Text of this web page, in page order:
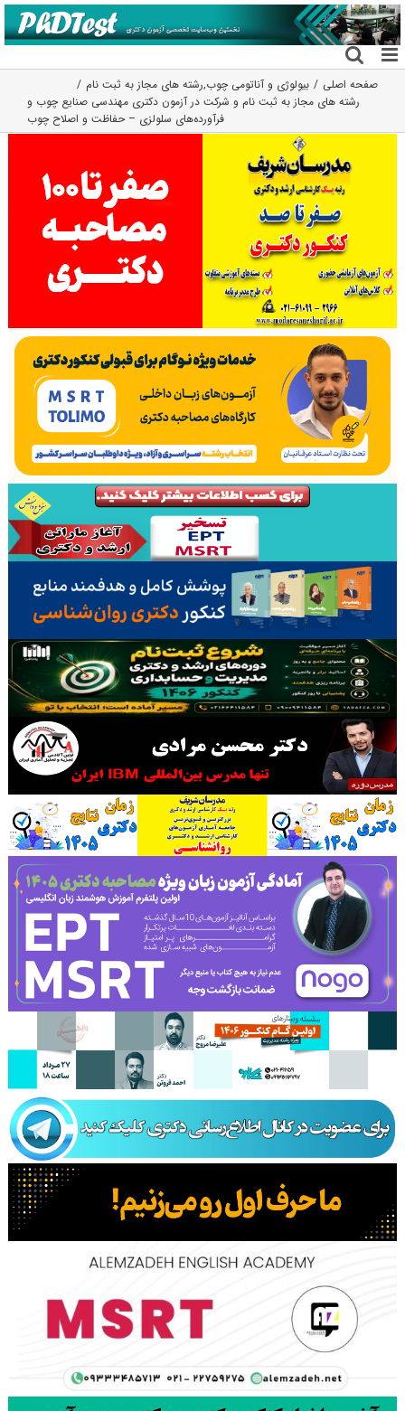
رفتن
به
محتوا
صفحه اصلی بیولوژی و آناتومی چوب,رشته های مجاز به ثبت نام
رشته های مجاز به ثبت نام و شرکت در آزمون دکتری مهندسی صنایع چوب و
فرآورده‌های سلولزی – حفاظت و اصلاح چوب